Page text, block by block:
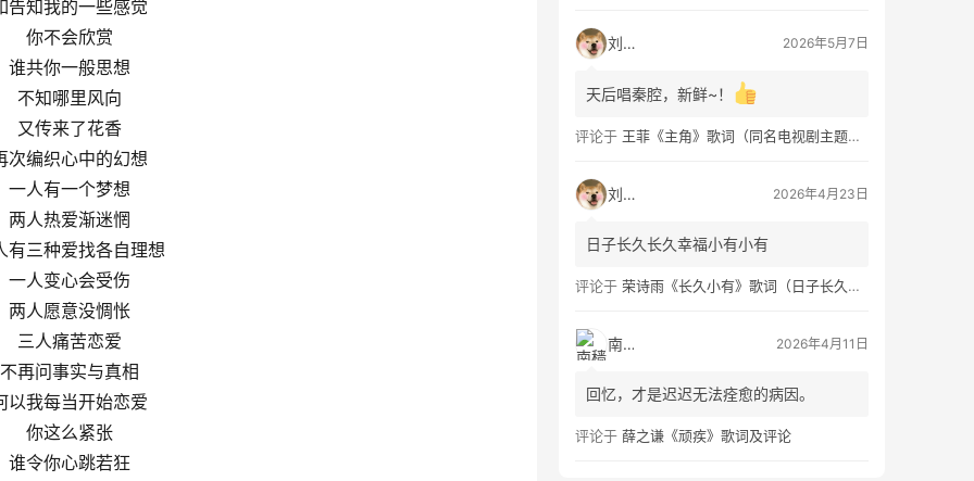
告知我的一些感觉
你不会欣赏
谁共你一般思想
不知哪里风向
又传来了花香
次编织心中的幻想
一人有一个梦想
两人热爱渐迷惘
有三种爱找各自理想
一人变心会受伤
两人愿意没惆怅
三人痛苦恋爱
不再问事实与真相
以我每当开始恋爱
你这么紧张
谁令你心跳若狂
刘看山 2026年5月7日
天后唱秦腔，新鲜~！
评论于 王菲《主角》歌词（同名电视剧主题曲）
刘看山 2026年4月23日
日子长久长久幸福小有小有
评论于 荣诗雨《长久小有》歌词（日子长久幸福小有）
南穑 2026年4月11日
回忆，才是迟迟无法痊愈的病因。
评论于 薛之谦《顽疾》歌词及评论